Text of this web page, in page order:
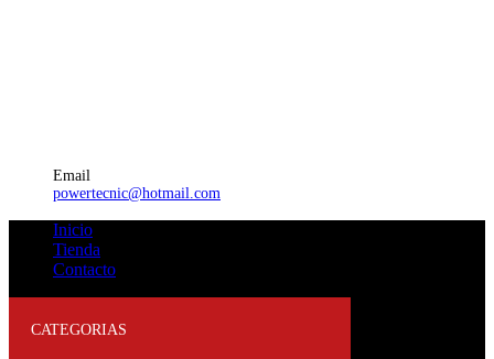
Email
powertecnic@hotmail.com
Inicio
Tienda
Contacto
CATEGORIAS